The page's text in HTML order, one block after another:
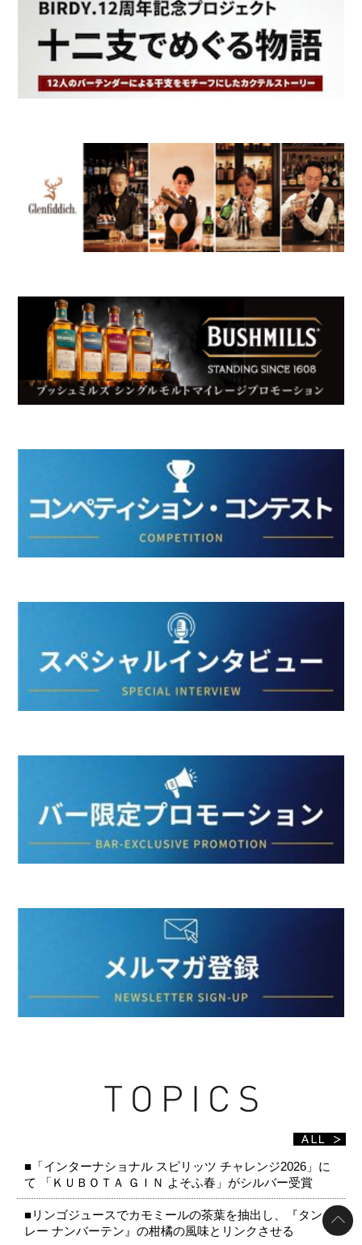
■「インターナショナル スピリッツ チャレンジ2026」に
て 「ＫＵＢＯＴＡ ＧＩＮ よそふ春」がシルバー受賞
■リンゴジュースでカモミールの茶葉を抽出し、『タンカ
レー ナンバーテン』の柑橘の風味とリンクさせる